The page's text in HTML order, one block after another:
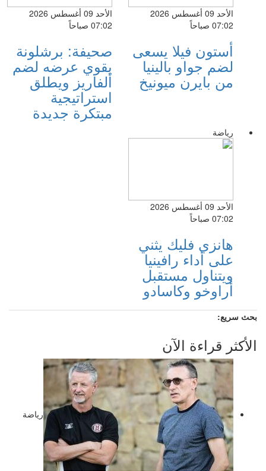
الأحد 09 أغسطس 2026
07:02 صباحاً
أستون فيلا يسعى
لضم جواو بالينيا
من بايرن ميونيخ
الأحد 09 أغسطس 2026
07:02 صباحاً
صحيفة: برشلونة
يقوي عرضه لضم
ألفاريز ويطلق
استراتيجية
مبتكرة جديدة
رياضة
الأحد 09 أغسطس 2026
07:02 صباحاً
هانزي فليك يثني
على أداء رافينيا
ويتناول مستقبل
أراوخو وكاسادو
بحث سريع:
الأكثر قراءة الآن
رياضة